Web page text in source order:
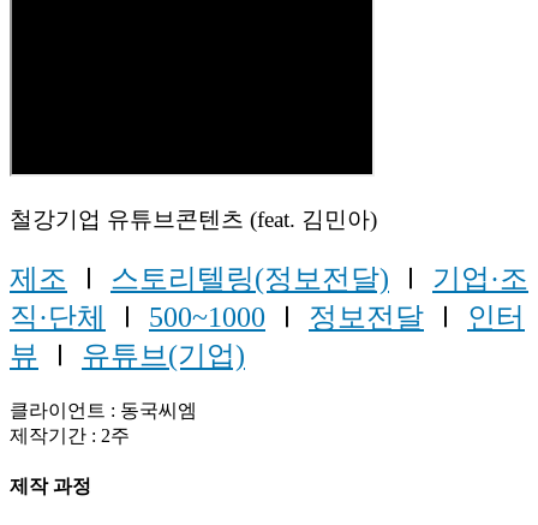
철강기업 유튜브콘텐츠 (feat. 김민아)
제조 Ⅰ 스토리텔링(정보전달) Ⅰ 기업·조
직·단체
Ⅰ 500~1000 Ⅰ 정보전달 Ⅰ 인터
뷰 Ⅰ 유튜브(기업)
클라이언트 : 동국씨엠
제작기간 : 2주
제작 과정